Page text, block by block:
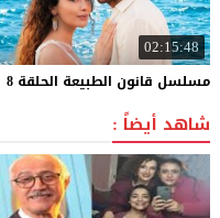
02:15:48
مسلسل قانون الطبيعة الحلقة 8
شاهد أيضاً :